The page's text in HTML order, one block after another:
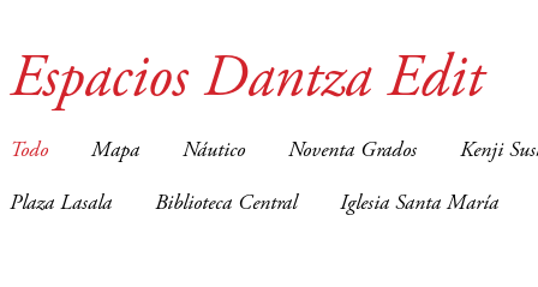
Espacios Dantza Edit
Todo Mapa Náutico Noventa Grados Kenji
Plaza Lasala Biblioteca Central Iglesia Santa María